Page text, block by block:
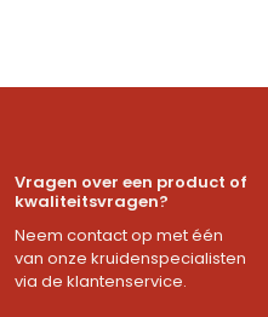
Vragen over een product of
kwaliteitsvragen?
Neem contact op met één
van onze kruidenspecialisten
via de klantenservice.